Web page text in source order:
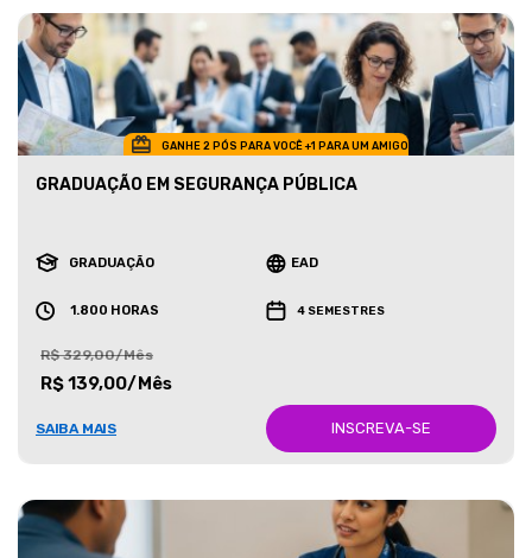
GANHE 2 PÓS PARA VOCÊ +1 PARA UM AMIGO
GRADUAÇÃO EM SEGURANÇA PÚBLICA
GRADUAÇÃO EAD
1.800 HORAS 4 SEMESTRES
R$ 329,00/Mês
R$ 139,00/Mês
SAIBA MAIS INSCREVA-SE